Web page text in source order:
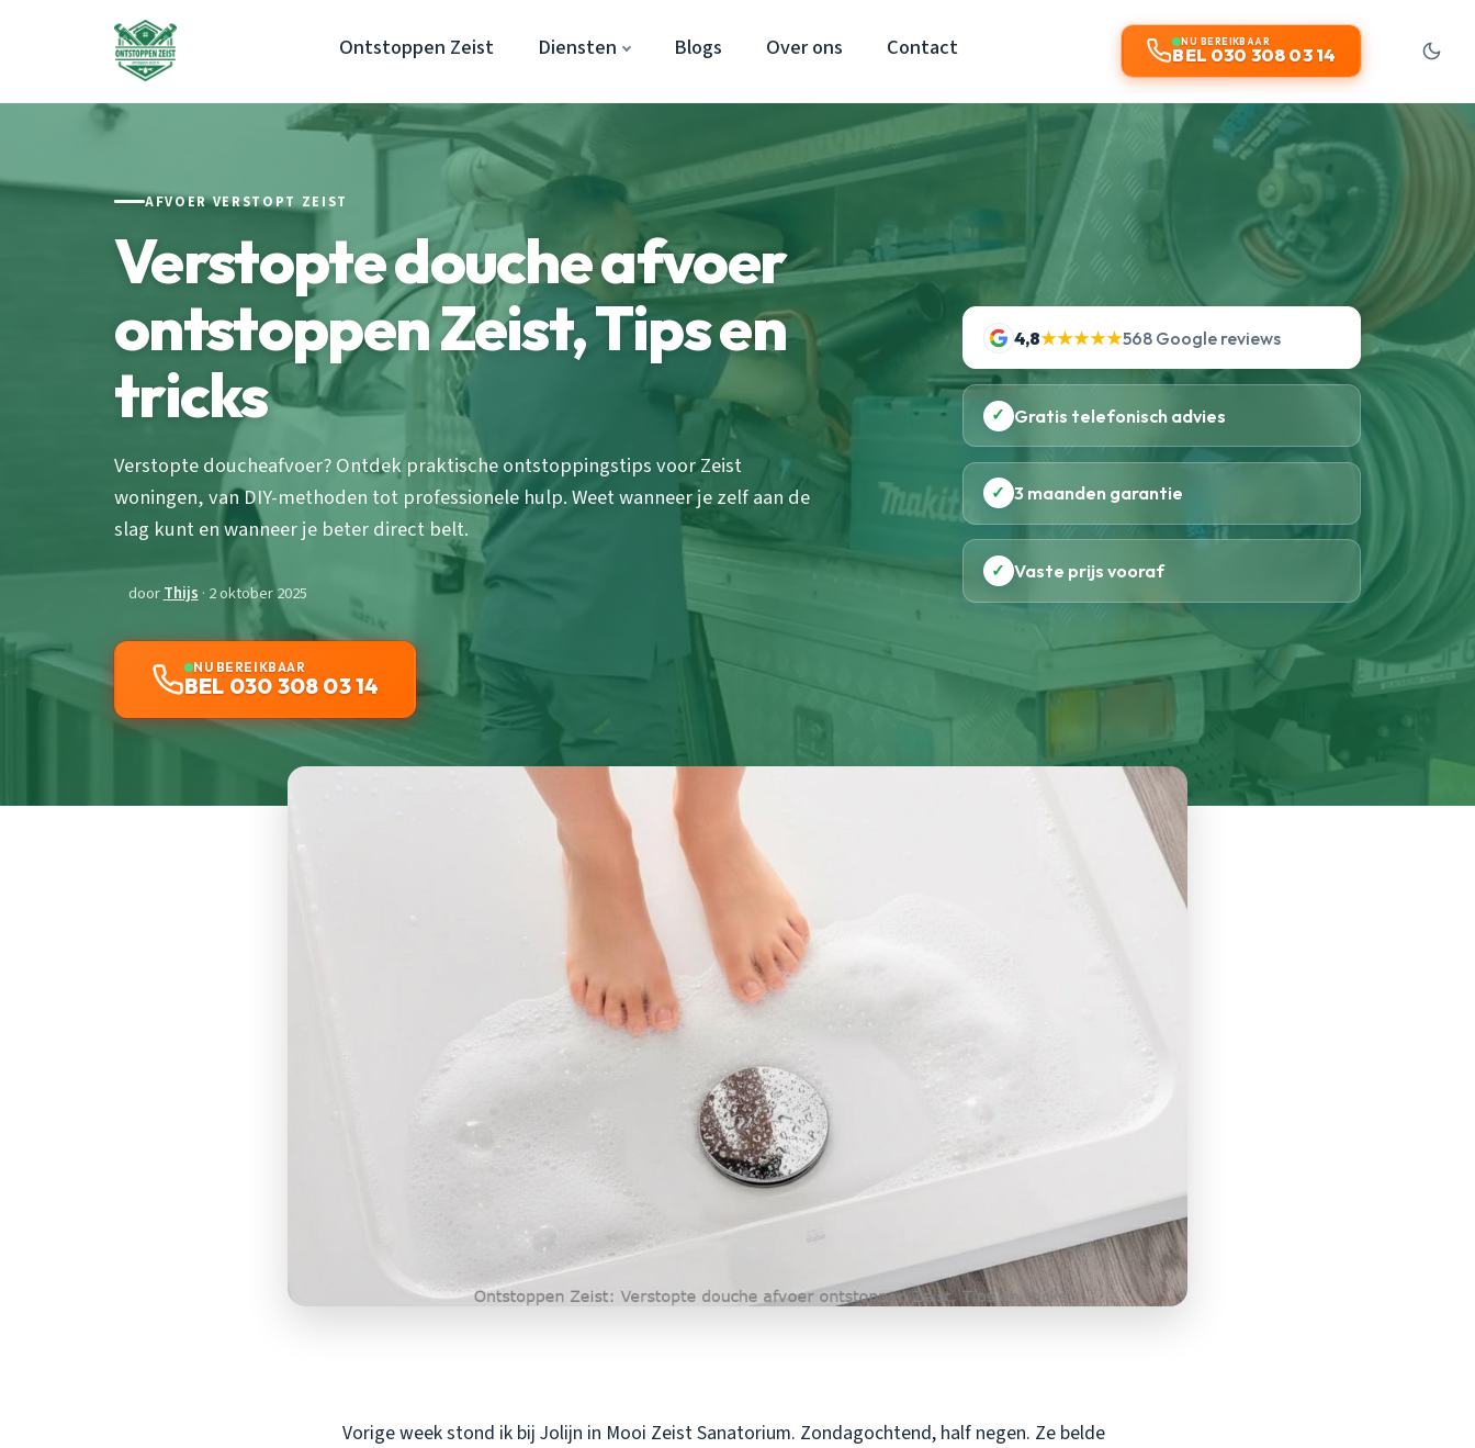
Ontstoppen Zeist Diensten Blogs Over ons Contact NU BEREIKBAAR
BEL 030 308 03 14
AFVOER VERSTOPT ZEIST
Verstopte douche afvoer
ontstoppen Zeist, Tips en
tricks
Verstopte doucheafvoer? Ontdek praktische ontstoppingstips voor Zeist
woningen, van DIY-methoden tot professionele hulp. Weet wanneer je zelf aan de
slag kunt en wanneer je beter direct belt.
doorThijs · 2 oktober 2025
NU BEREIKBAAR
BEL 030 308 03 14
4,8★★★★★568 Google reviews
✓ Gratis telefonisch advies
✓ 3 maanden garantie
✓ Vaste prijs vooraf
Vorige week stond ik bij Jolijn in Mooi Zeist Sanatorium. Zondagochtend, half negen. Ze belde